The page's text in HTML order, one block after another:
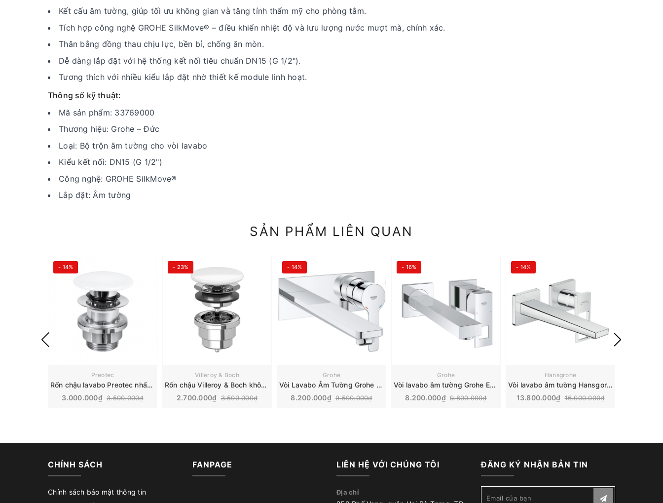
Kết cấu âm tường, giúp tối ưu không gian và tăng tính thẩm mỹ cho phòng tắm.
Tích hợp công nghệ GROHE SilkMove® – điều khiển nhiệt độ và lưu lượng nước mượt mà, chính xác.
Thân bằng đồng thau chịu lực, bền bỉ, chống ăn mòn.
Dễ dàng lắp đặt với hệ thống kết nối tiêu chuẩn DN15 (G 1/2").
Tương thích với nhiều kiểu lắp đặt nhờ thiết kế module linh hoạt.
Thông số kỹ thuật:
Mã sản phẩm: 33769000
Thương hiệu: Grohe – Đức
Loại: Bộ trộn âm tường cho vòi lavabo
Kiểu kết nối: DN15 (G 1/2")
Công nghệ: GROHE SilkMove®
Lắp đặt: Âm tường
SẢN PHẨM LIÊN QUAN
- 14%
Preotec
Rốn chậu lavabo Preotec nhấn xả | PR210CWG
3.000.000₫ 3.500.000₫
- 23%
Villeroy & Boch
Rốn chậu Villeroy & Boch không giữ nước | 68080001
2.700.000₫ 3.500.000₫
- 14%
Grohe
Vòi Lavabo Âm Tường Grohe Lineare | 23444001
8.200.000₫ 9.500.000₫
- 16%
Grohe
Vòi lavabo âm tường Grohe Eurocube | 23447000
8.200.000₫ 9.800.000₫
- 14%
Hansgrohe
Vòi lavabo âm tường Hansgorhe Metropol | 74526000
13.800.000₫ 16.000.000₫
CHÍNH SÁCH
Chính sách bảo mật thông tin
FANPAGE LIÊN HỆ VỚI CHÚNG TÔI
Địa chỉ
ĐĂNG KÝ NHẬN BẢN TIN